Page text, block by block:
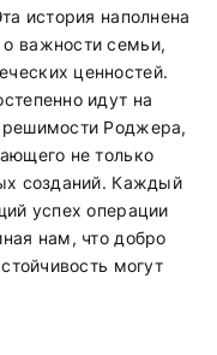
история наполнена
важности семьи,
ценностей.
идут на
Роджера,
не только
созданий. Каждый
успех операции
нам, что добро
могут